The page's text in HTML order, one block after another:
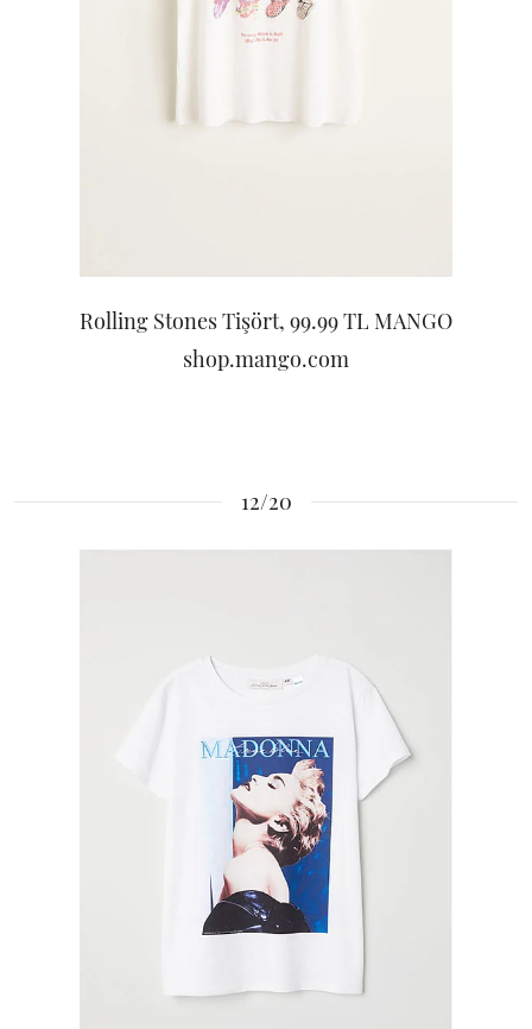
Rolling Stones Tişört, 99.99 TL MANGO
shop.mango.com
12/20